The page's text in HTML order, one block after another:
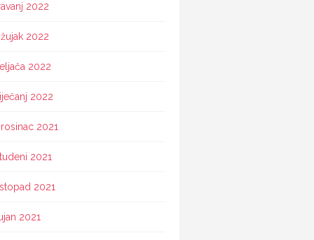
2022
2022
2022
2022
2021
2021
2021
2021